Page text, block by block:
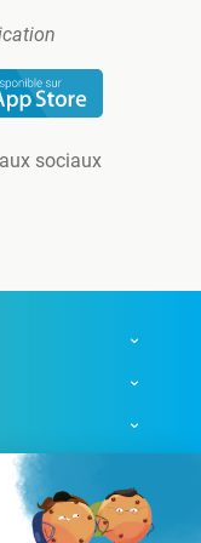
sociaux